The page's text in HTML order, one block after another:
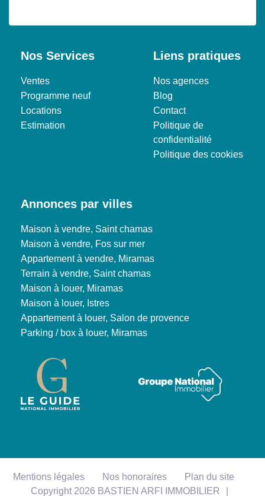
Nos Services
Ventes
Programme neuf
Locations
Estimation
Liens pratiques
Nos agences
Blog
Contact
Politique de
confidentialité
Politique des cookies
Annonces par villes
Maison à vendre, Saint chamas
Maison à vendre, Fos sur mer
Appartement à vendre, Miramas
Terrain à vendre, Saint chamas
Maison à louer, Miramas
Maison à louer, Istres
Appartement à louer, Salon de provence
Parking / box à louer, Miramas
Mentions légales Nos honoraires
Plan du site
Copyright 2026 BASTIEN ARFI IMMOBILIER